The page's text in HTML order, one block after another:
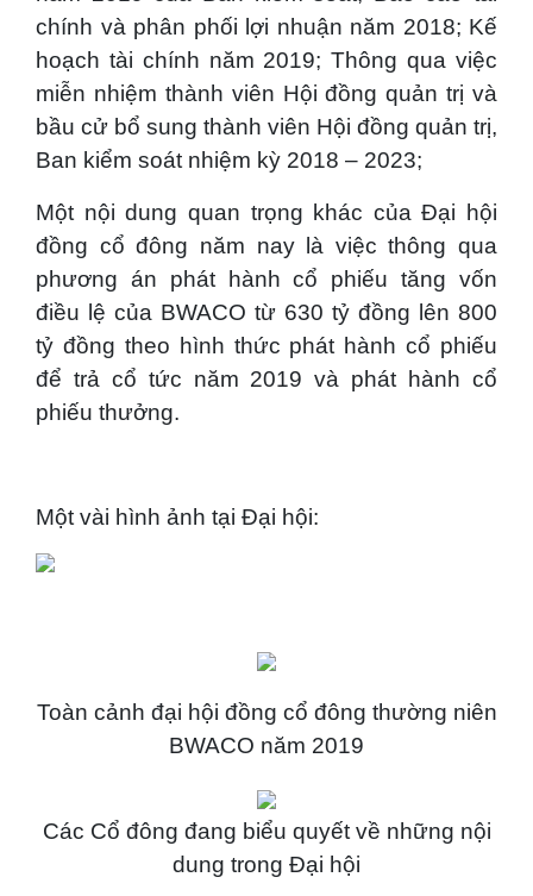
chính và phân phối lợi nhuận năm 2018; Kế
hoạch tài chính năm 2019; Thông qua việc
miễn nhiệm thành viên Hội đồng quản trị và
bầu cử bổ sung thành viên Hội đồng quản trị,
Ban kiểm soát nhiệm kỳ 2018 – 2023;
Một nội dung quan trọng khác của Đại hội
đồng cổ đông năm nay là việc thông qua
phương án phát hành cổ phiếu tăng vốn
điều lệ của BWACO từ 630 tỷ đồng lên 800
tỷ đồng theo hình thức phát hành cổ phiếu
để trả cổ tức năm 2019 và phát hành cổ
phiếu thưởng.
Một vài hình ảnh tại Đại hội:
Toàn cảnh đại hội đồng cổ đông thường niên
BWACO năm 2019
Các Cổ đông đang biểu quyết về những nội
dung trong Đại hội